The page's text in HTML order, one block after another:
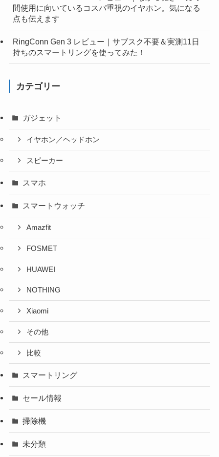
間使用に向いているコスパ重視のイヤホン。気になる
点も伝えます
RingConn Gen 3 レビュー｜サブスク不要＆実測11日
持ちのスマートリングを使ってみた！
カテゴリー
ガジェット
イヤホン／ヘッドホン
スピーカー
スマホ
スマートウォッチ
Amazfit
FOSMET
HUAWEI
NOTHING
Xiaomi
その他
比較
スマートリング
セール情報
掃除機
未分類